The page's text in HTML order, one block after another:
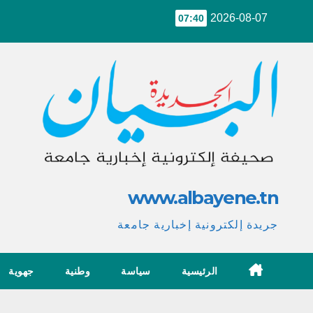
2026-08-07
07:40
www.albayene.tn
جريدة إلكترونية إخبارية جامعة
الرئيسية سياسة وطنية جهوية